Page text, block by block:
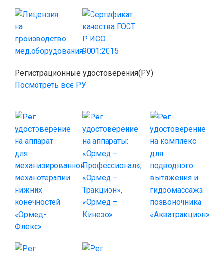
Регистрационные удостоверения(РУ)
Посмотреть все РУ